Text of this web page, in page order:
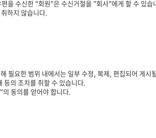
을 수신한 "회원"은 수신거절을 "회사"에게 할 수 있습
하지 않습니다.
요한 범위 내에서는 일부 수정, 복제, 편집되어 게시
의 조치를 취할 수 있습니다.
동의를 얻어야 합니다.